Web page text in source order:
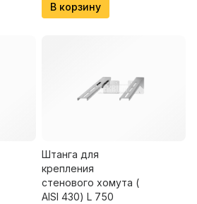
В корзину
Штанга для
крепления
стенового хомута (
AISI 430) L 750